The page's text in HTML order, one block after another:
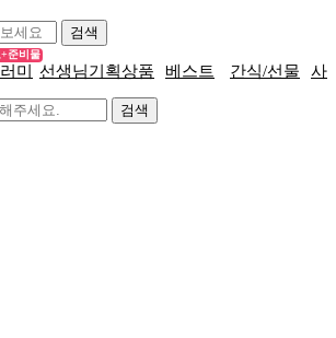
미
준비물
선생님기획상품 베스트 간식/선물 사